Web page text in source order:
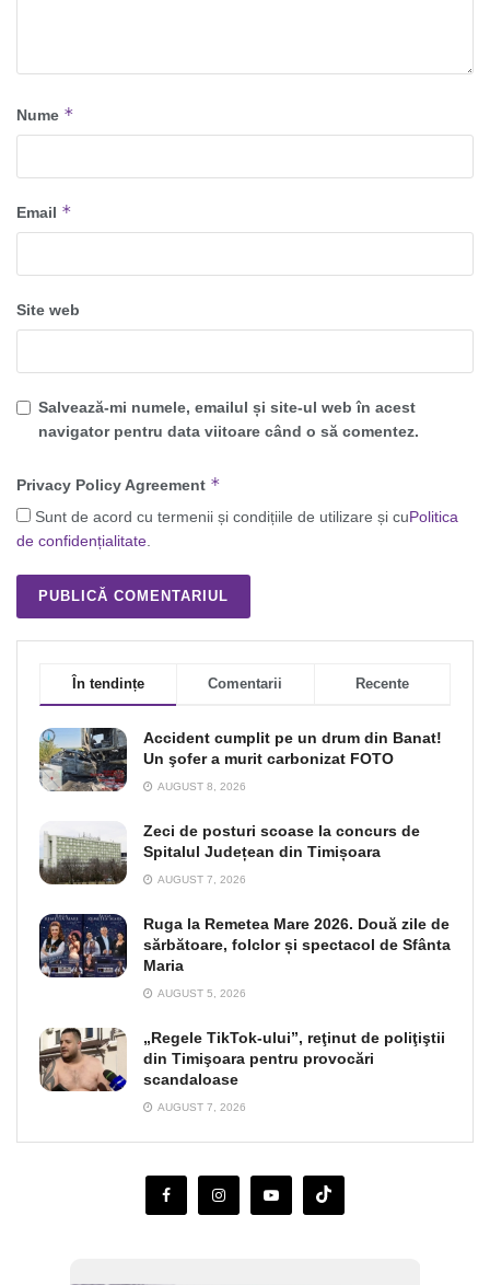
Nume *
Email *
Site web
Salvează-mi numele, emailul și site-ul web în acest
navigator pentru data viitoare când o să comentez.
Privacy Policy Agreement *
Sunt de acord cu termenii și condițiile de utilizare și cuPolitica
de confidențialitate.
În tendințe Comentarii Recente
Accident cumplit pe un drum din Banat!
Un şofer a murit carbonizat FOTO
AUGUST 8, 2026
Zeci de posturi scoase la concurs de
Spitalul Județean din Timișoara
AUGUST 7, 2026
Ruga la Remetea Mare 2026. Două zile de
sărbătoare, folclor și spectacol de Sfânta
Maria
AUGUST 5, 2026
„Regele TikTok-ului”, reţinut de poliţiştii
din Timişoara pentru provocări
scandaloase
AUGUST 7, 2026